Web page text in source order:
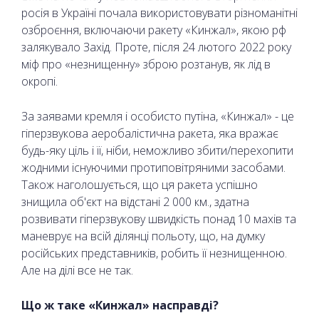
росія в Україні почала використовувати різноманітні
озброєння, включаючи ракету «Кинжал», якою рф
залякувало Захід. Проте, після 24 лютого 2022 року
міф про «незнищенну» зброю розтанув, як лід в
окропі.
За заявами кремля і особисто путіна, «Кинжал» - це
гіперзвукова аеробалістична ракета, яка вражає
будь-яку ціль і її, ніби, неможливо збити/перехопити
жодними існуючими протиповітряними засобами.
Також наголошується, що ця ракета успішно
знищила об'єкт на відстані 2 000 км., здатна
розвивати гіперзвукову швидкість понад 10 махів та
маневрує на всій ділянці польоту, що, на думку
російських представників, робить її незнищенною.
Але на ділі все не так.
Що ж таке «Кинжал» насправді?